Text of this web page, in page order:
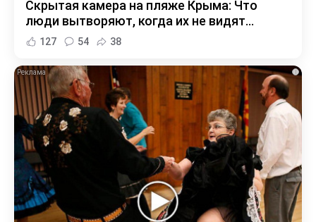
Скрытая камера на пляже Крыма: Что
люди вытворяют, когда их не видят...
127 54 38
i